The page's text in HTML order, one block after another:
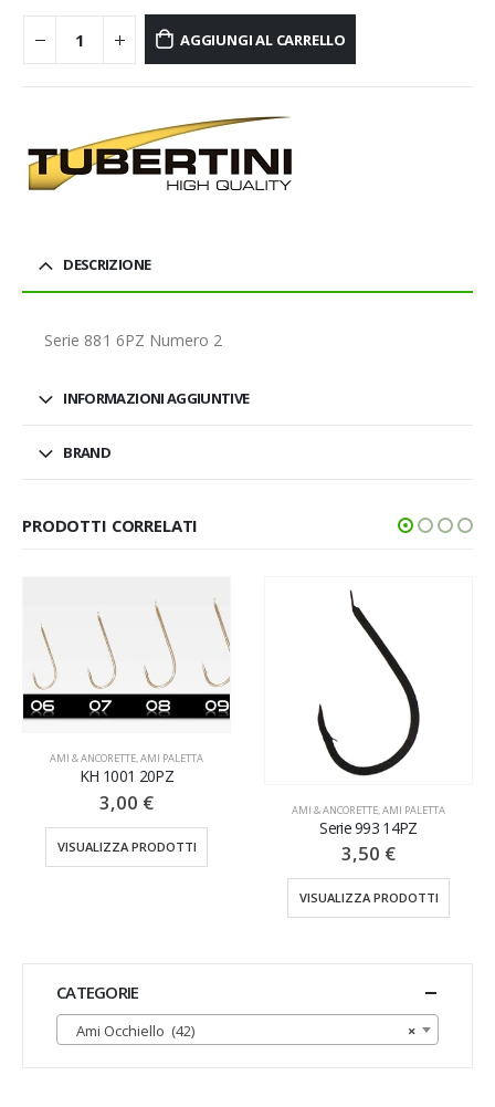
AGGIUNGI AL CARRELLO
DESCRIZIONE
Serie 881 6PZ Numero 2
INFORMAZIONI AGGIUNTIVE
BRAND
PRODOTTI CORRELATI
AMI & ANCORETTE,AMI PALETTA
KH 1001 20PZ
3,00 €
VISUALIZZA PRODOTTI
AMI & ANCORETTE,AMI PALETTA
Serie 993 14PZ
3,50 €
VISUALIZZA PRODOTTI
CATEGORIE
×
Ami Occhiello (42)